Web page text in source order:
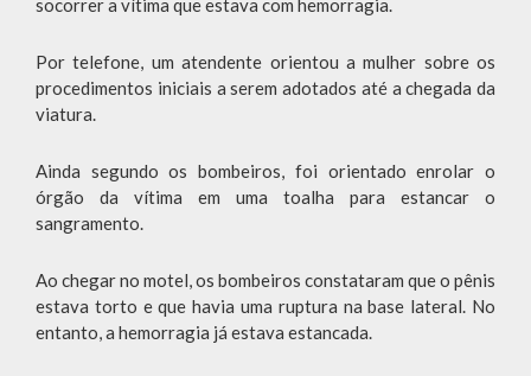
socorrer a vítima que estava com hemorragia.
Por telefone, um atendente orientou a mulher sobre os
procedimentos iniciais a serem adotados até a chegada da
viatura.
Ainda segundo os bombeiros, foi orientado enrolar o
órgão da vítima em uma toalha para estancar o
sangramento.
Ao chegar no motel, os bombeiros constataram que o pênis
estava torto e que havia uma ruptura na base lateral. No
entanto, a hemorragia já estava estancada.